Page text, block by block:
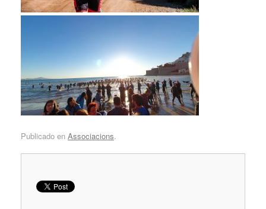
Publicado en Associacions.